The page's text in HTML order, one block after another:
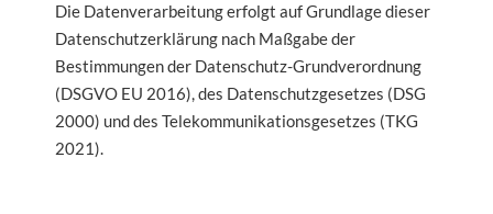
Die Datenverarbeitung erfolgt auf Grundlage dieser
Datenschutzerklärung nach Maßgabe der
Bestimmungen der Datenschutz-Grundverordnung
(DSGVO EU 2016), des Datenschutzgesetzes (DSG
2000) und des Telekommunikationsgesetzes (TKG
2021).